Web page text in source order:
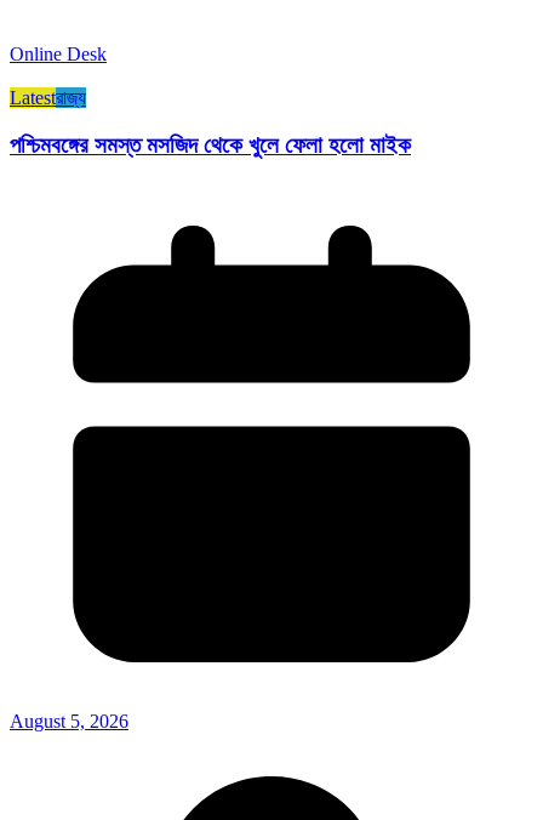
Online Desk
Latestরাজ্য​
পশ্চিমবঙ্গের সমস্ত মসজিদ থেকে খুলে ফেলা হলো মাইক
August 5, 2026